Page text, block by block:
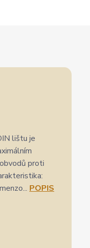
lištu je
proti
POPIS